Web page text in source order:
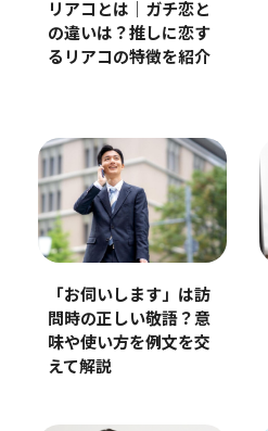
リアコとは｜ガチ恋と
の違いは？推しに恋す
るリアコの特徴を紹介
「お伺いします」は訪
問時の正しい敬語？意
味や使い方を例文を交
えて解説